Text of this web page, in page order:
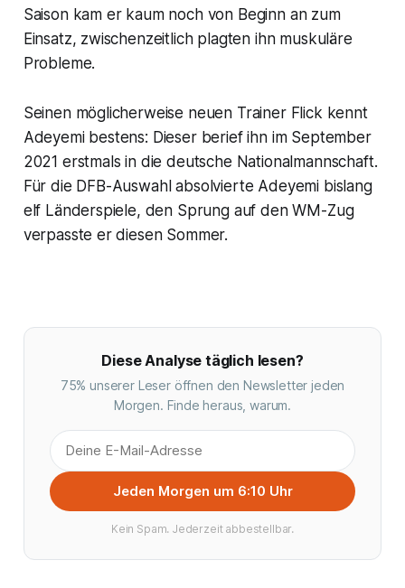
Saison kam er kaum noch von Beginn an zum
Einsatz, zwischenzeitlich plagten ihn muskuläre
Probleme.
Seinen möglicherweise neuen Trainer Flick kennt
Adeyemi bestens: Dieser berief ihn im September
2021 erstmals in die deutsche Nationalmannschaft.
Für die DFB-Auswahl absolvierte Adeyemi bislang
elf Länderspiele, den Sprung auf den WM-Zug
verpasste er diesen Sommer.
Diese Analyse täglich lesen?
75% unserer Leser öffnen den Newsletter jeden
Morgen. Finde heraus, warum.
Jeden Morgen um 6:10 Uhr
Kein Spam. Jederzeit abbestellbar.